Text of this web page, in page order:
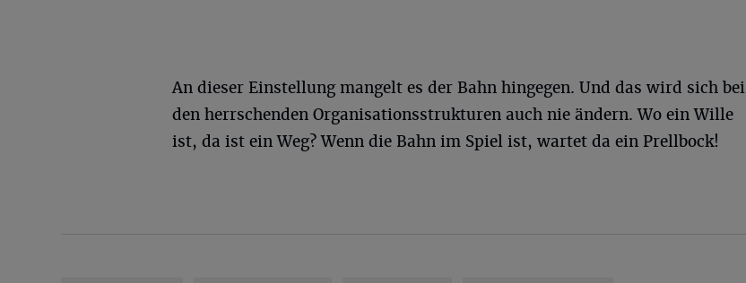
An dieser Einstellung mangelt es der Bahn hingegen. Und das wird sich bei
den herrschenden Organisationsstrukturen auch nie ändern. Wo ein Wille
ist, da ist ein Weg? Wenn die Bahn im Spiel ist, wartet da ein Prellbock!